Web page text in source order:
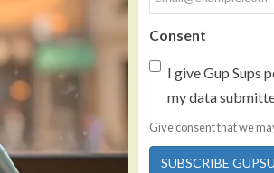
Consent
I give Gup Sups
my data
Give consent that we
SUBSCRIBE